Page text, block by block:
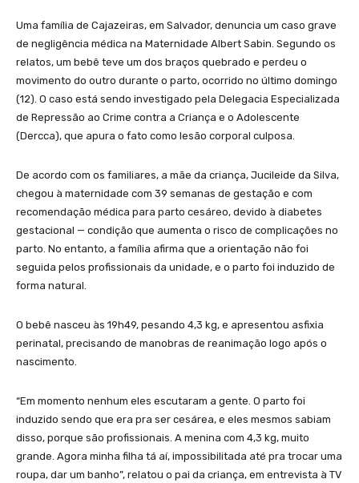
Uma família de Cajazeiras, em Salvador, denuncia um caso grave
de negligência médica na Maternidade Albert Sabin. Segundo os
relatos, um bebê teve um dos braços quebrado e perdeu o
movimento do outro durante o parto, ocorrido no último domingo
(12). O caso está sendo investigado pela Delegacia Especializada
de Repressão ao Crime contra a Criança e o Adolescente
(Dercca), que apura o fato como lesão corporal culposa.
De acordo com os familiares, a mãe da criança, Jucileide da Silva,
chegou à maternidade com 39 semanas de gestação e com
recomendação médica para parto cesáreo, devido à diabetes
gestacional — condição que aumenta o risco de complicações no
parto. No entanto, a família afirma que a orientação não foi
seguida pelos profissionais da unidade, e o parto foi induzido de
forma natural.
O bebê nasceu às 19h49, pesando 4,3 kg, e apresentou asfixia
perinatal, precisando de manobras de reanimação logo após o
nascimento.
“Em momento nenhum eles escutaram a gente. O parto foi
induzido sendo que era pra ser cesárea, e eles mesmos sabiam
disso, porque são profissionais. A menina com 4,3 kg, muito
grande. Agora minha filha tá aí, impossibilitada até pra trocar uma
roupa, dar um banho”, relatou o pai da criança, em entrevista à TV